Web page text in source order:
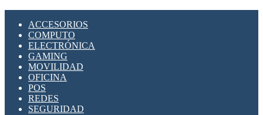
SUPRESOR DE TRANSIENTES SPDS PARA
APLICACIONES FOTOVOLTAICAS
ACCESORIOS
COMPUTO
ELECTRÓNICA
GAMING
MOVILIDAD
OFICINA
POS
REDES
SEGURIDAD